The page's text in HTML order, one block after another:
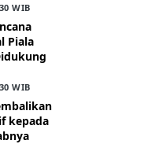
WIB
Piala
WIB
kepada